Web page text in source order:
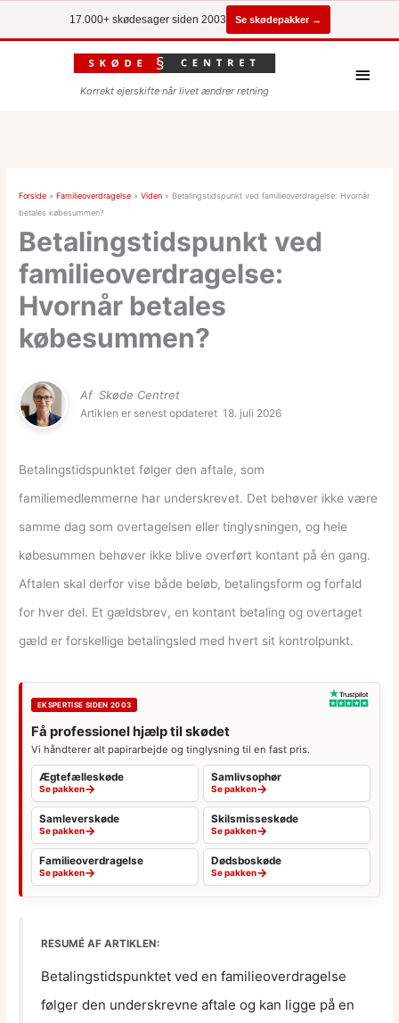
17.000+ skødesager siden 2003 Se skødepakker →
Korrekt ejerskifte når livet ændrer retning
Forside »Familieoverdragelse »Viden » Betalingstidspunkt ved familieoverdragelse: Hvornår
betales købesummen?
Betalingstidspunkt ved
familieoverdragelse:
Hvornår betales
købesummen?
Af Skøde Centret
Artiklen er senest opdateret 18. juli 2026
Betalingstidspunktet følger den aftale, som
familiemedlemmerne har underskrevet. Det behøver ikke være
samme dag som overtagelsen eller tinglysningen, og hele
købesummen behøver ikke blive overført kontant på én gang.
Aftalen skal derfor vise både beløb, betalingsform og forfald
for hver del. Et gældsbrev, en kontant betaling og overtaget
gæld er forskellige betalingsled med hvert sit kontrolpunkt.
EKSPERTISE SIDEN 2003
Få professionel hjælp til skødet
Vi håndterer alt papirarbejde og tinglysning til en fast pris.
Ægtefælleskøde
Se pakken→
Samlivsophør
Se pakken→
Samleverskøde
Se pakken→
Skilsmisseskøde
Se pakken→
Familieoverdragelse
Se pakken→
Dødsboskøde
Se pakken→
RESUMÉ AF ARTIKLEN:
Betalingstidspunktet ved en familieoverdragelse
følger den underskrevne aftale og kan ligge på en